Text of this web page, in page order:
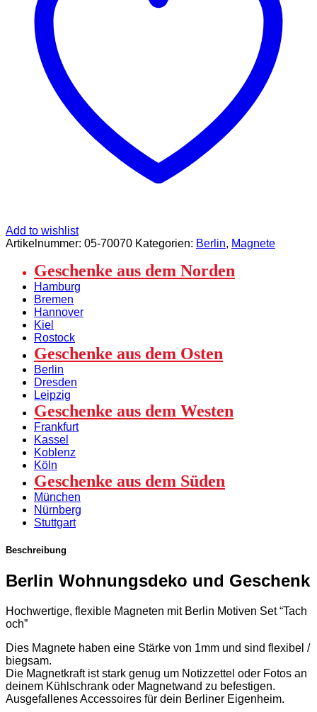
och"
Deko
und
Souvenir
Menge
Add to wishlist
Artikelnummer: 05-70070 Kategorien: Berlin, Magnete
Geschenke aus dem Norden
Hamburg
Bremen
Hannover
Kiel
Rostock
Geschenke aus dem Osten
Berlin
Dresden
Leipzig
Geschenke aus dem Westen
Frankfurt
Kassel
Koblenz
Köln
Geschenke aus dem Süden
München
Nürnberg
Stuttgart
Beschreibung
Berlin Wohnungsdeko und Geschenk
Hochwertige, flexible Magneten mit Berlin Motiven Set “Tach
och”
Dies Magnete haben eine Stärke von 1mm und sind flexibel /
biegsam.
Die Magnetkraft ist stark genug um Notizzettel oder Fotos an
deinem Kühlschrank oder Magnetwand zu befestigen.
Ausgefallenes Accessoires für dein Berliner Eigenheim.